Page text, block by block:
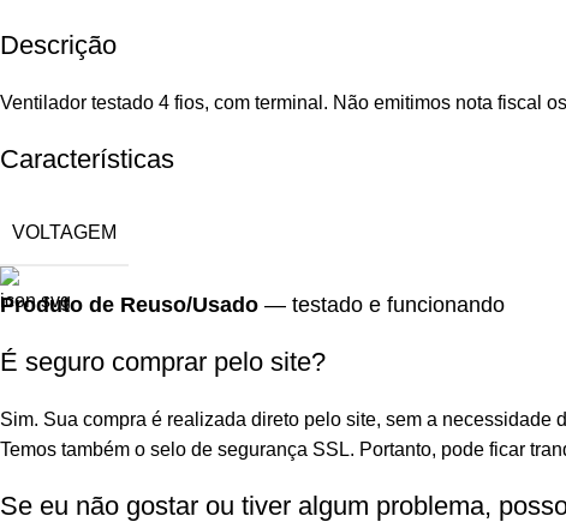
Descrição
Ventilador testado 4 fios, com terminal. Não emitimos nota fiscal
Características
VOLTAGEM
Produto de Reuso/Usado — testado e funcionando
É seguro comprar pelo site?
Sim. Sua compra é realizada direto pelo site, sem a necessidade
Temos também o selo de segurança SSL. Portanto, pode ficar
Se eu não gostar ou tiver algum problema,